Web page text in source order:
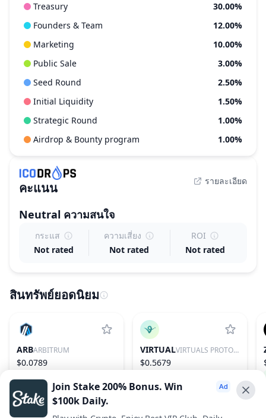
Treasury
30.00%
Founders & Team
12.00%
Marketing
10.00%
Public Sale
3.00%
Seed Round
2.50%
Initial Liquidity
1.50%
Strategic Round
1.00%
Airdrop & Bounty program
1.00%
คะแนน รายละเอียด
Neutral ความสนใจ
กระแส
Not rated
ความเสี่ยง
Not rated
ROI
Not rated
สินทรัพย์ยอดนิยม
ARBARBITRUM
$0.0789
VIRTUAL VIRTUALS PROTOCOL
$0.5679
Join Stake 200% Bonus. Win
$100k Daily.